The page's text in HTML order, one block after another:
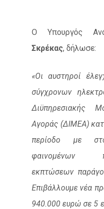
O Υπουργός
Σκρέκας, δήλωσε:
«Οι αυστηροί
σύγχρονων
Διϋπηρεσιακής
Αγοράς (ΔΙΜΕΑ)
περίοδο με
φαινομένων
εκπτώσεων
Επιβάλλουμε νέα
940.000 ευρώ σε 5